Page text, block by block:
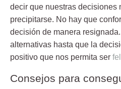
decir que nuestras decisiones
precipitarse. No hay que
decisión de manera
alternativas hasta que la
positivo que nos permita ser
Consejos para